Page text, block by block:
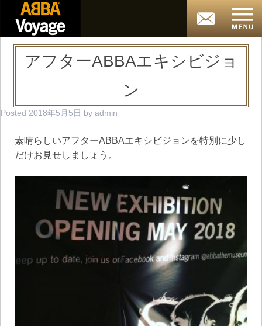
アフターABBAエキシビジョ
ン
Posted 2018年5月5日 by admin
素晴らしいアフターABBAエキシビジョンを特別に少し
だけお見せしましょう。